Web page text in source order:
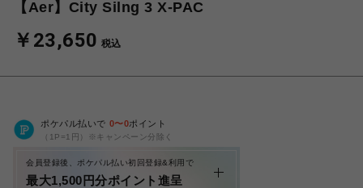
【Aer】City Silng 3 X-PAC
￥23,650 税込
ポケパル払いで 0〜0ポイント
（1P=1円）※キャンペーン分除く
会員登録後、ポケパル払い初回登録&利用で
最大1,500円分ポイント進呈